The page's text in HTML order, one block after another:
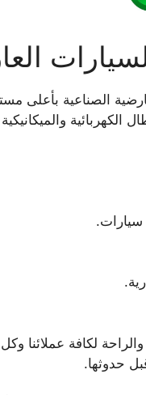
الصناعية
الكهربائية
لكافة عملائنا
حدوثها.